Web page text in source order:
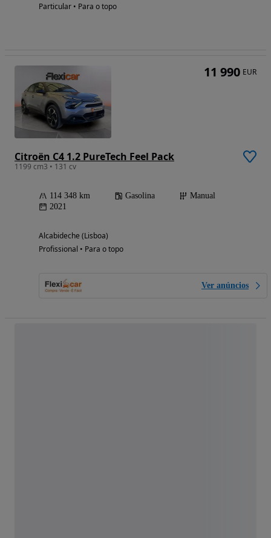
Particular • Para o topo
Citroën C4 1.2 PureTech Feel Pack
1199 cm3 • 131 cv
114 348 km Gasolina
Manual
2021
Alcabideche (Lisboa)
Profissional • Para o topo
Ver anúncios
11 990 EUR